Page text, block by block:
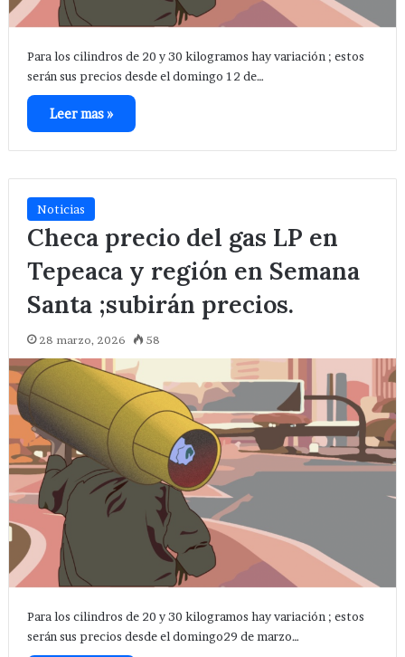
Para los cilindros de 20 y 30 kilogramos hay variación ; estos
serán sus precios desde el domingo 12 de…
Leer mas »
Noticias
Checa precio del gas LP en
Tepeaca y región en Semana
Santa ;subirán precios.
28 marzo, 2026 58
Para los cilindros de 20 y 30 kilogramos hay variación ; estos
serán sus precios desde el domingo29 de marzo…